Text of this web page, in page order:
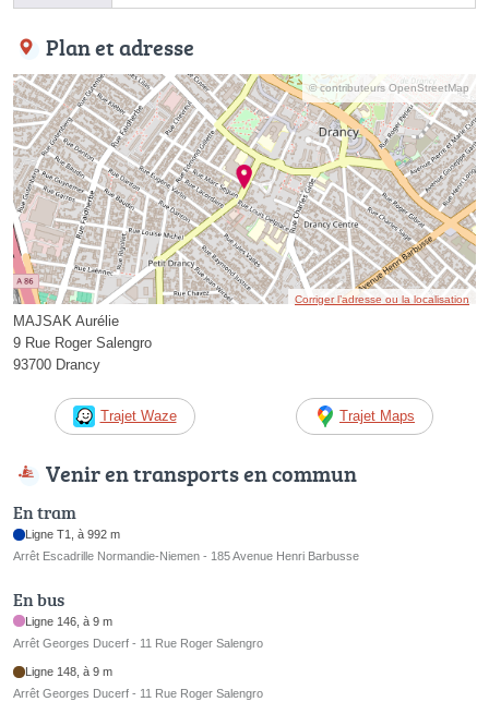
Plan et adresse
© contributeurs OpenStreetMap
Corriger l’adresse ou la localisation
MAJSAK Aurélie
9 Rue Roger Salengro
93700 Drancy
Trajet Waze Trajet Maps
Venir en transports en commun
En tram
Ligne T1, à 992 m
Arrêt Escadrille Normandie-Niemen - 185 Avenue Henri Barbusse
En bus
Ligne 146, à 9 m
Arrêt Georges Ducerf - 11 Rue Roger Salengro
Ligne 148, à 9 m
Arrêt Georges Ducerf - 11 Rue Roger Salengro